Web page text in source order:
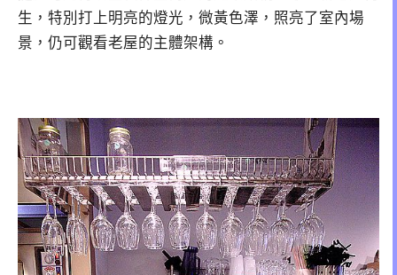
生，特別打上明亮的燈光，微黃色澤，照亮了室內場
景，仍可觀看老屋的主體架構。